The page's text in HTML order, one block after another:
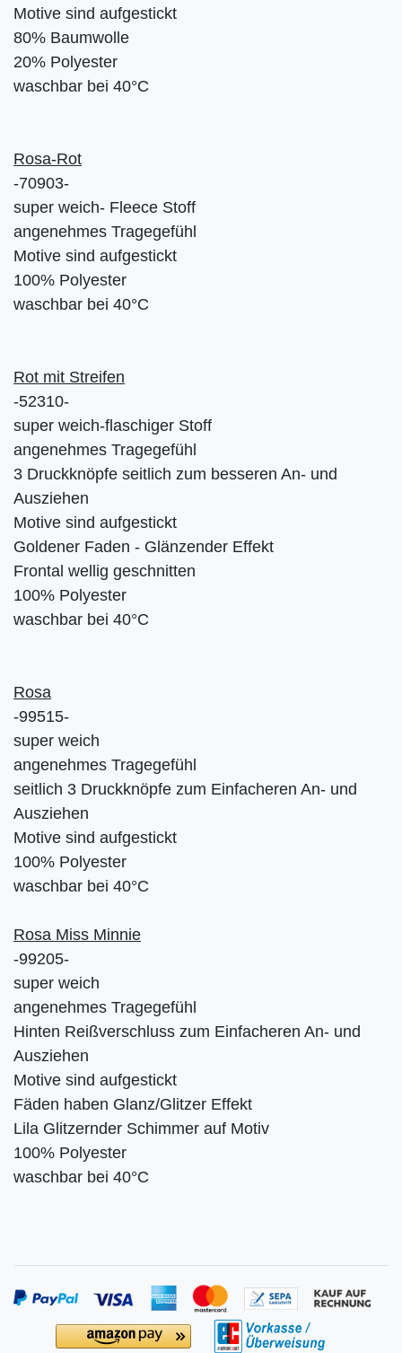
Motive sind aufgestickt
80% Baumwolle
20% Polyester
waschbar bei 40°C
Rosa-Rot
-70903-
super weich- Fleece Stoff
angenehmes Tragegefühl
Motive sind aufgestickt
100% Polyester
waschbar bei 40°C
Rot mit Streifen
-52310-
super weich-flaschiger Stoff
angenehmes Tragegefühl
3 Druckknöpfe seitlich zum besseren An- und
Ausziehen
Motive sind aufgestickt
Goldener Faden - Glänzender Effekt
Frontal wellig geschnitten
100% Polyester
waschbar bei 40°C
Rosa
-99515-
super weich
angenehmes Tragegefühl
seitlich 3 Druckknöpfe zum Einfacheren An- und
Ausziehen
Motive sind aufgestickt
100% Polyester
waschbar bei 40°C
Rosa Miss Minnie
-99205-
super weich
angenehmes Tragegefühl
Hinten Reißverschluss zum Einfacheren An- und
Ausziehen
Motive sind aufgestickt
Fäden haben Glanz/Glitzer Effekt
Lila Glitzernder Schimmer auf Motiv
100% Polyester
waschbar bei 40°C